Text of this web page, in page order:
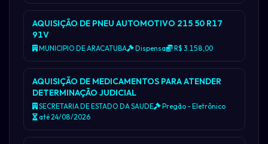
AQUISIÇÃO DE PNEU AUTOMOTIVO 215 50 R17
91V
MUNICIPIO DE ARACATUBA Dispensa R$ 3.158,00
AQUISIÇÃO DE MEDICAMENTOS PARA ATENDER
DETERMINAÇÃO JUDICIAL
SECRETARIA DE ESTADO DA SAUDE
Pregão - Eletrônico
até 24/08/2026